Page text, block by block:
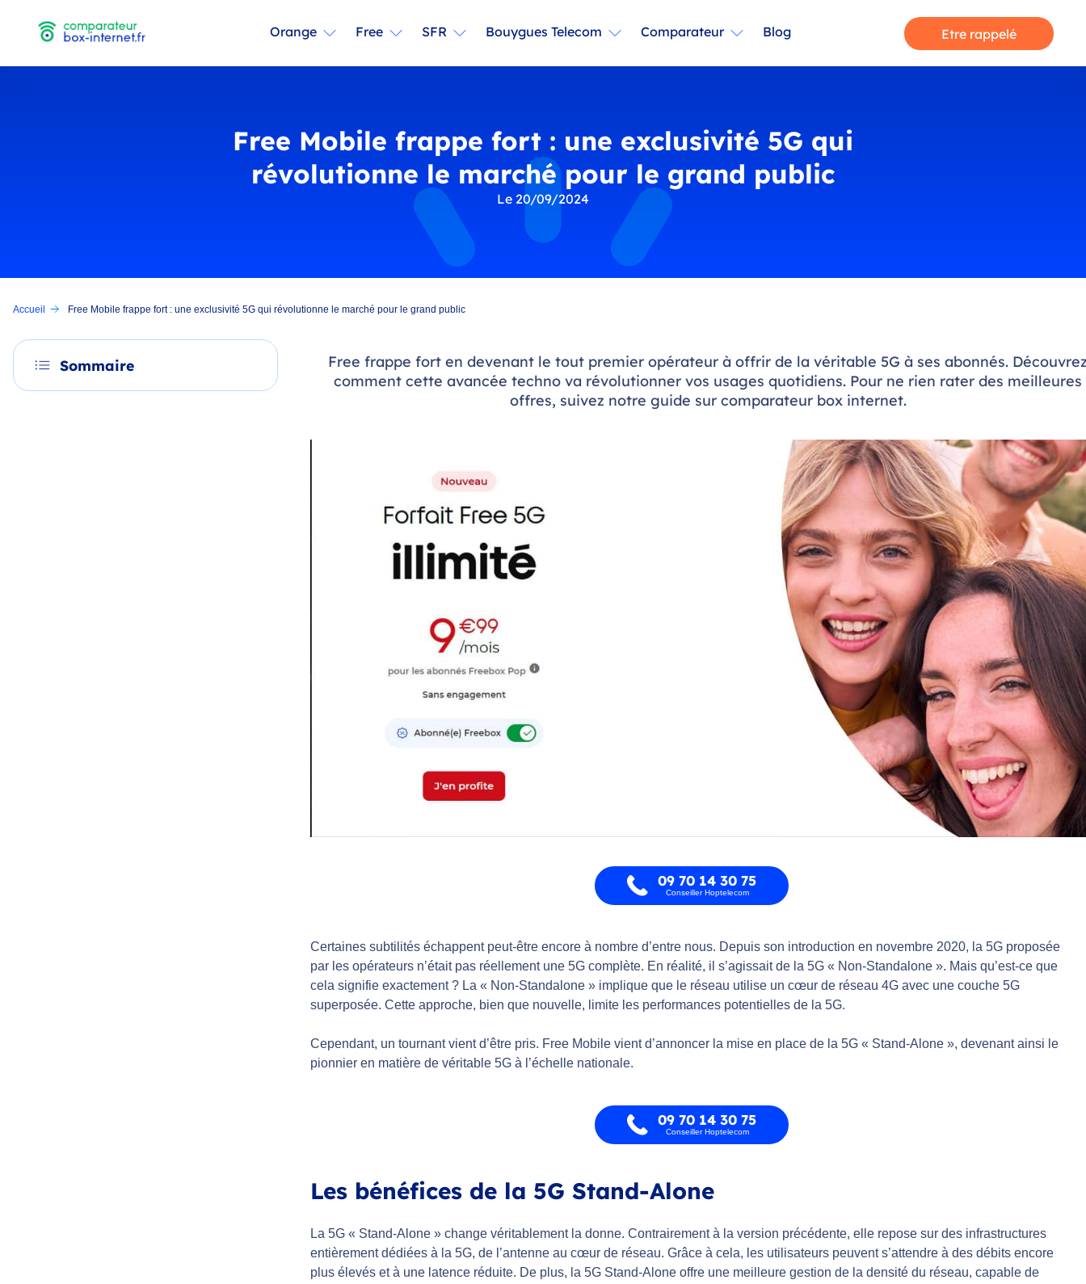
Orange Free SFR Bouygues Telecom Comparateur Blog Etre rappelé
Free Mobile frappe fort : une exclusivité 5G qui
révolutionne le marché pour le grand public
Le 20/09/2024
Accueil Free Mobile frappe fort : une exclusivité 5G qui révolutionne le marché pour le grand public
Sommaire
Free frappe fort en devenant le tout premier opérateur à offrir de la véritable 5G à ses abonnés.
comment cette avancée techno va révolutionner vos usages quotidiens. Pour ne rien rater des meilleures
offres, suivez notre guide sur comparateur box internet.
09 70 14 30 75
Conseiller Hoptelecom
Certaines subtilités échappent peut-être encore à nombre d’entre nous. Depuis son introduction en novembre 2020, la 5G proposée
par les opérateurs n’était pas réellement une 5G complète. En réalité, il s’agissait de la 5G « Non-Standalone ». Mais qu’est-ce que
cela signifie exactement ? La « Non-Standalone » implique que le réseau utilise un cœur de réseau 4G avec une couche 5G
superposée. Cette approche, bien que nouvelle, limite les performances potentielles de la 5G.
Cependant, un tournant vient d’être pris. Free Mobile vient d’annoncer la mise en place de la 5G « Stand-Alone », devenant ainsi le
pionnier en matière de véritable 5G à l’échelle nationale.
09 70 14 30 75
Conseiller Hoptelecom
Les bénéfices de la 5G Stand-Alone
La 5G « Stand-Alone » change véritablement la donne. Contrairement à la version précédente, elle repose sur des infrastructures
entièrement dédiées à la 5G, de l’antenne au cœur de réseau. Grâce à cela, les utilisateurs peuvent s’attendre à des débits encore
plus élevés et à une latence réduite. De plus, la 5G Stand-Alone offre une meilleure gestion de la densité du réseau, capable de